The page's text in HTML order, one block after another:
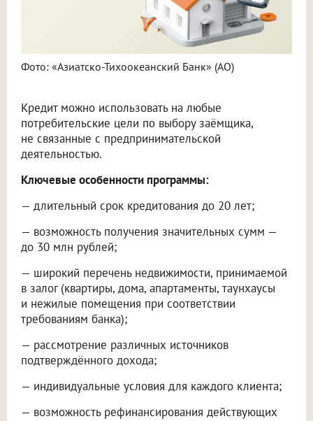
Фото: «Азиатско-Тихоокеанский Банк» (АО)
Кредит можно использовать на любые
потребительские цели по выбору заёмщика,
не связанные с предпринимательской
деятельностью.
Ключевые особенности программы:
— длительный срок кредитования до 20 лет;
— возможность получения значительных сумм —
до 30 млн рублей;
— широкий перечень недвижимости, принимаемой
в залог (квартиры, дома, апартаменты, таунхаусы
и нежилые помещения при соответствии
требованиям банка);
— рассмотрение различных источников
подтверждённого дохода;
— индивидуальные условия для каждого клиента;
— возможность рефинансирования действующих